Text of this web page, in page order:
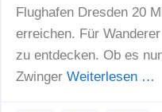
Flughafen Dresden 20
erreichen. Für
zu entdecken. Ob es
Zwinger Weiterlesen …